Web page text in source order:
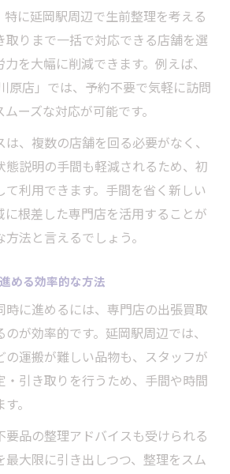
に延岡駅周辺で生前整理を考える
取りまで一括で対応できる店舗を選
を大幅に削減できます。例えば、
原店」では、予約不要で気軽に訪問
ーズな対応が可能です。
、複数の店舗を回る必要がなく、
態説明の手間も軽減されるため、初
利用できます。手間を省く新しい
に根差した専門店を活用することが
法と言えるでしょう。
める効率的な方法
時に進めるには、専門店の出張買取
が効率的です。延岡駅周辺では、
の運搬が難しい品物も、スタッフが
・引き取りを行うため、手間や時間
。
要品の整理アドバイスも受けられる
最大限に引き出しつつ、整理をスム